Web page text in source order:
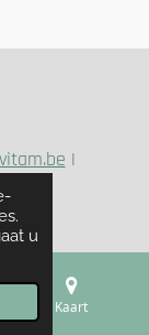
u
|
Kaart